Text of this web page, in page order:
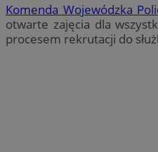
Komenda Wojewódzka
otwarte zajęcia dla
procesem rekrutacji do